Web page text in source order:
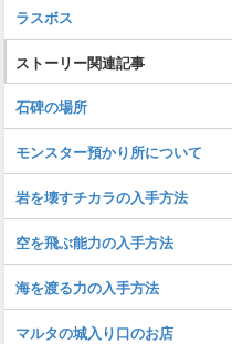
ラスボス
ストーリー関連記事
石碑の場所
モンスター預かり所について
岩を壊すチカラの入手方法
空を飛ぶ能力の入手方法
海を渡る力の入手方法
マルタの城入り口のお店